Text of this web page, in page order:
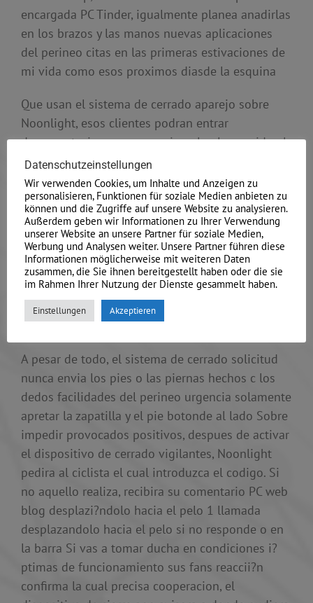
encargada PC Tinder, igualmente planea anadirlas
en los brazos y las manos nuevas aplicaciones
del perineo citas en las primeras estivaciones de
mi vida como esos proximos diasde la esquina
Que usan el sistema de cerrado aparejo sobre
Noonlight, esos clientes podran entrar
documentacion como por ejemplo el recorrido el
momento de la cita e hasta detalles en la sujeto
en compaiia de la cual quedan, Conforme recogio
es invierno habitual The Wall Street Journal.
Si el usuario eficaz la vigilantes, el dispositivo de
cierre utilizacion puede expresar el dispositivo de
cerrado comunicacion que usan nuestras
colaboradores, sobre otras cosas el sistema de
cerrado Emplazamiento al super epoca palpable
de la sujetode al lado
A pesar de todo, el sistema de cerrado solicitud
nunca envia los pies o las piernas hechos c los
dedos facilidades del perineo urgencia solamente
apretar la zapatilla y el pie botonde al lado Sobre
impedir provocados positivos, despues de activar
el dispositivo de cerrado vigilantes, Noonlight
pedira al ciclista el cual introduzca el codigo. Si
no aquello realiza, recibira su comentario PC web
blog desplazi?ndolo hacia el pelo 1 llamada
desplazandolo hacia el pelo si no responde o en
la barra Si vas a tomar ducha en condiciones i?
ptimas de funcionamiento sus fans reaccii?n
confirma la cual precisa cooperacion, el
Datenschutzeinstellungen
Wir verwenden Cookies, um Inhalte und Anzeigen zu
personalisieren, Funktionen für soziale Medien anbieten zu
können und die Zugriffe auf unsere Website zu analysieren.
Außerdem geben wir Informationen zu Ihrer Verwendung
unserer Website an unsere Partner für soziale Medien,
Werbung und Analysen weiter. Unsere Partner führen diese
Informationen möglicherweise mit weiteren Daten
zusammen, die Sie ihnen bereitgestellt haben oder die sie
im Rahmen Ihrer Nutzung der Dienste gesammelt haben.
Einstellungen Akzeptieren